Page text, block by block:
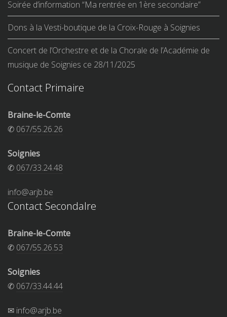
Soirée d’information “Ma rentrée en 1ère secondaire”
Dons à la Vesti-boutique de la Croix-Rouge à Soignies
Concert de l’Orchestre et de la Chorale de l’Académie de
musique de Soignies ce 28/11/2025
Contact Primaire
Braine-le-Comte
✆ 067/55.26.26
Soignies
✆ 067/33.24.48
info@arjb.be
Contact Secondalre
Braine-le-Comte
✆ 067/55.26.53
Soignies
✆ 067/33.44.44
✉ info@arjb.be